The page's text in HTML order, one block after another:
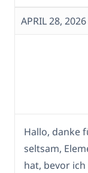
APRIL 28,
Hallo, danke
seltsam,
hat, bevor